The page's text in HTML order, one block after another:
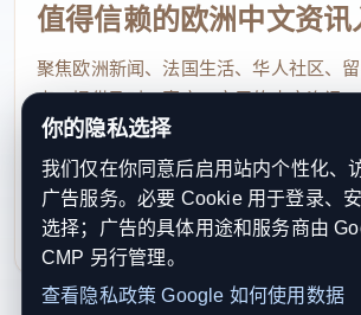
值得信赖的欧洲中文资讯
聚焦欧洲新闻、法国生活、华人社区、
点，提供及时、真实、实用的中文资讯
速了解欧洲动态。
contact@xinouzhou.com
服务支持、版权与合作：工作日优先处理
利通知
你的隐私选择
我们仅在你同意后启用站内个性化、
广告服务。必要 Cookie 用于登录、
选择；广告的具体用途和服务商由
CMP 另行管理。
查看隐私政策 Google 如何使用数据